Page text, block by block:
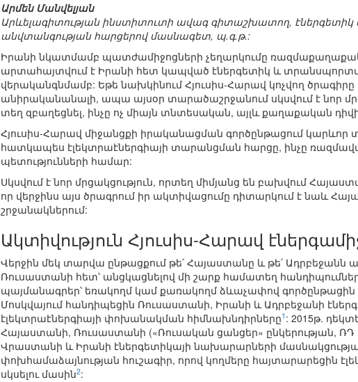
Արմեն Մանվելյան
Արևելագիտության ինստիտուտի ավագ գիտաշխատող,
անվտանգության հարցերով մասնագետ, պ.գ.թ.:
Իրանի նկատմամբ պատժամիջոցների չեղարկումը
արտահայտվում է Իրանի հետ կապված էներգետիկ և
վերականգնմամբ: Եթե նախկինում Հյուսիս-Հարավ կոչվող
անիրականանալի, ապա այսօր տարածաշրջանում սկսվում է նոր
տեղ զբաղեցնել, ինչը ոչ միայն տնտեսական, այլև քաղաքական
Հյուսիս-Հարավ միջանցքի իրականացման գործընթացում կարևոր
հատկապես էլեկտրաէներգիայի տարանցման հարցը, ինչը
պետությունների համար:
Սկսվում է նոր մրցակցություն, որտեղ միմյանց են բախվում
որ վերջինս այս ծրագրում իր ակտիվացումը դիտարկում է նաև
շրջանակներում:
Ակտիվություն Հյուսիս-Հարավ
Վերջին մեկ տարվա ընթացքում թե՛ Հայաստանը և թե՛ Ադրբեջանն
Ռուսաստանի հետ՝ անցկացնելով մի շարք համատեղ
պայմանագրեր՝ եռակողմ կամ քառակողմ ձևաչափով գործընթացին
Մոսկվայում հանդիպեցին Ռուսաստանի, Իրանի և Ադրբեջանի
էլեկտրաէներգիայի փոխանակման հիմնախնդիրները1 : 2015թ.
Հայաստանի, Ռուսաստանի («Ռուսական ցանցեր» ընկերության, ՌԴ
Վրաստանի և Իրանի էներգետիկայի նախարարների
փոխհամաձայնության հուշագիր, որով կողմերը հայտարարեցին
սկսելու մասին2: